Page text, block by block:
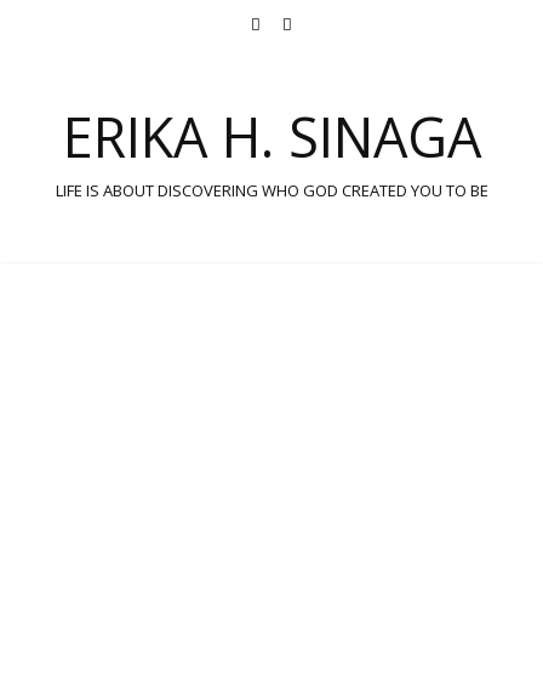
ERIKA H. SINAGA
LIFE IS ABOUT DISCOVERING WHO GOD CREATED YOU TO BE